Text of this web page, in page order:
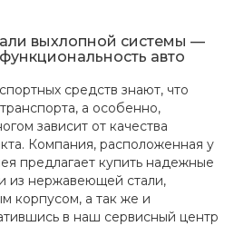
выхлопной системы —
авто
средств знают, что
а особенно,
зависит от качества
Компания, расположенная у
предлагает купить надежные
из нержавеющей стали,
корпусом, а так же и
в наш сервисный центр